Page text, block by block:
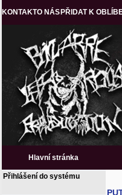
KONTAKTO NÁS PŘIDAT K
Hlavní stránka
Přihlášení do systému